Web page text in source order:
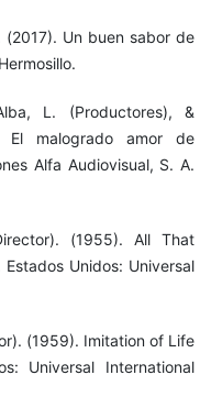
Un buen sabor de
L. (Productores), &
El malogrado amor de
Alfa Audiovisual, S. A.
(1955). All That
Unidos: Universal
(1959). Imitation of Life
Universal International